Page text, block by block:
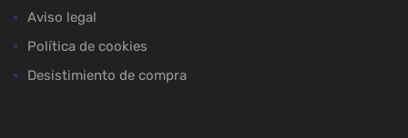
Aviso legal
Política de cookies
Desistimiento de compra